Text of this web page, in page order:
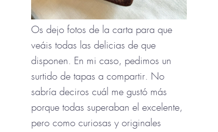
Os dejo fotos de la carta para que
veáis todas las delicias de que
disponen. En mi caso, pedimos un
surtido de tapas a compartir. No
sabría deciros cuál me gustó más
porque todas superaban el excelente,
pero como curiosas y originales